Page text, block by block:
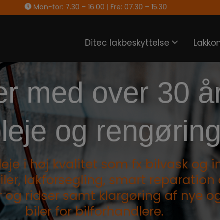
Man-tor: 7.30 – 16.00 | Fre: 07.30 – 15.30
Ditec lakbeskyttelse
med over 30
og
i høj kvalitet som fx bilvask og
lakforsegling, smart
og ridser samt klargøring af nye
biler for bilforhandlere.